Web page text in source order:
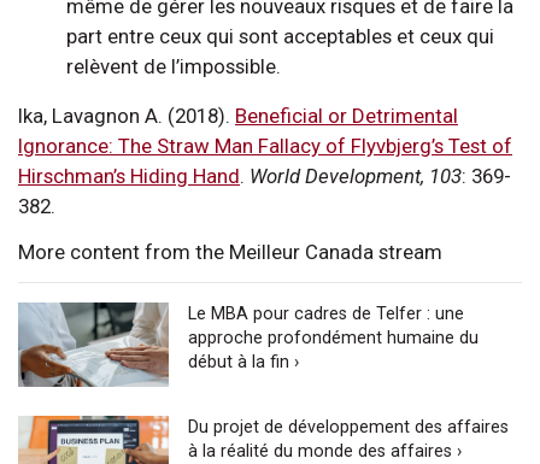
même de gérer les nouveaux risques et de faire la
part entre ceux qui sont acceptables et ceux qui
relèvent de l’impossible.
Ika, Lavagnon A. (2018). Beneficial or Detrimental
Ignorance: The Straw Man Fallacy of Flyvbjerg’s Test of
Hirschman’s Hiding Hand. World Development, 103: 369-
382.
More content from the Meilleur Canada stream
Le MBA pour cadres de Telfer : une
approche profondément humaine du
début à la fin ›
Du projet de développement des affaires
à la réalité du monde des affaires ›